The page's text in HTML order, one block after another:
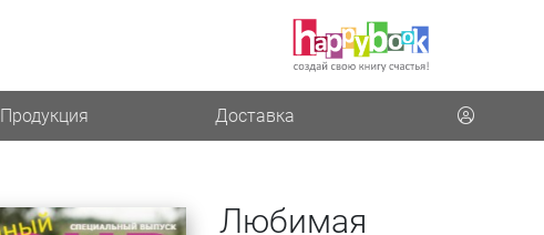
Продукция Доставка
Любимая